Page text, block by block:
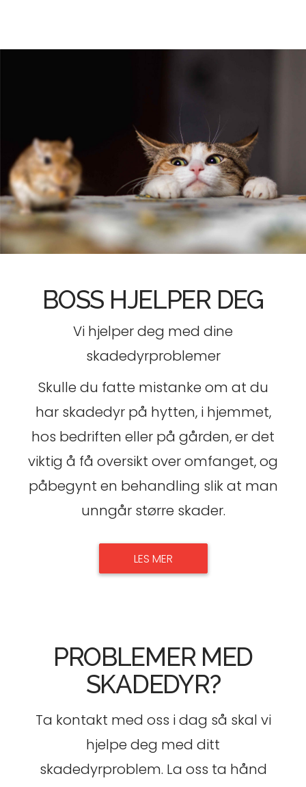
BOSS HJELPER DEG
Vi hjelper deg med dine
skadedyrproblemer
Skulle du fatte mistanke om at du
har skadedyr på hytten, i hjemmet,
hos bedriften eller på gården, er det
viktig å få oversikt over omfanget, og
påbegynt en behandling slik at man
unngår større skader.
LES MER
PROBLEMER MED
SKADEDYR?
Ta kontakt med oss i dag så skal vi
hjelpe deg med ditt
skadedyrproblem. La oss ta hånd